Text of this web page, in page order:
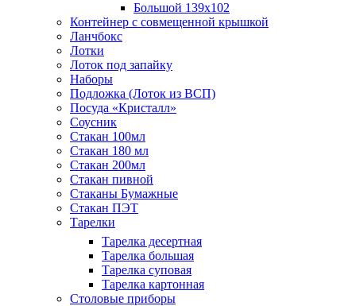
Большой 139х102
Контейнер с совмещенной крышкой
Ланчбокс
Лотки
Лоток под запайку
Наборы
Подложка (Лоток из ВСП)
Посуда «Кристалл»
Соусник
Стакан 100мл
Стакан 180 мл
Стакан 200мл
Стакан пивной
Стаканы Бумажные
Стакан ПЭТ
Тарелки
Тарелка десертная
Тарелка большая
Тарелка суповая
Тарелка картонная
Столовые приборы